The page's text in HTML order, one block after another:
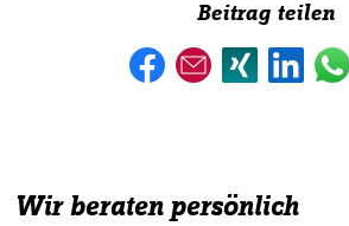
Beitrag teilen
Wir beraten persönlich